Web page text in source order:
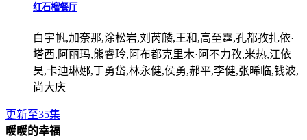
红石榴餐厅
白宇帆,加奈那,涂松岩,刘芮麟,王和,高至霆,孔都孜扎依·
塔西,阿丽玛,熊睿玲,阿布都克里木·阿不力孜,米热,江依
昊,卡迪琳娜,丁勇岱,林永健,侯勇,郝平,李健,张晞临,钱波,
尚大庆
更新至35集
暖暖的幸福